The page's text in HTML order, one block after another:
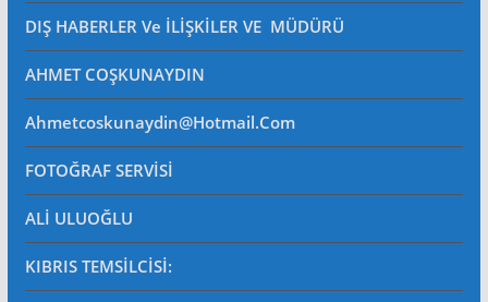
DIŞ HABERLER Ve İLİŞKİLER VE MÜDÜRÜ
AHMET COŞKUNAYDIN
Ahmetcoskunaydin@hotmail.com
FOTOĞRAF SERVİSİ
ALİ ULUOĞLU
KIBRIS TEMSİLCİSİ: